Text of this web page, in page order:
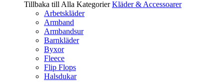
Tillbaka till Alla Kategorier Kläder & Accessoarer
Arbetskläder
Armband
Armbandsur
Barnkläder
Byxor
Fleece
Flip Flops
Halsdukar